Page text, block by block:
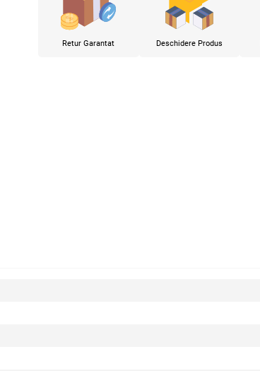
Retur Garantat Deschidere Produs